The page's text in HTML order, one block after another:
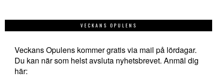
VECKANS OPULENS
Veckans Opulens kommer gratis via mail på lördagar.
Du kan när som helst avsluta nyhetsbrevet. Anmäl dig
här: